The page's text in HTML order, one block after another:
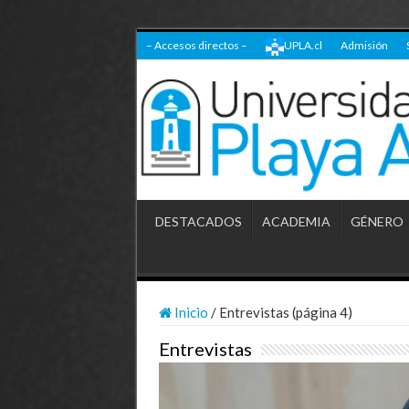
– Accesos directos – UPLA.cl Admisión
DESTACADOS ACADEMIA GÉNERO
Inicio / Entrevistas (página 4)
Entrevistas